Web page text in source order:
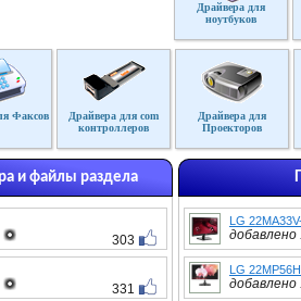
Драйвера для
ноутбуков
Факсов
Драйвера для com
контроллеров
Драйвера для
Проекторов
и файлы раздела
303
331
LG
добавлено
LG
добавлено